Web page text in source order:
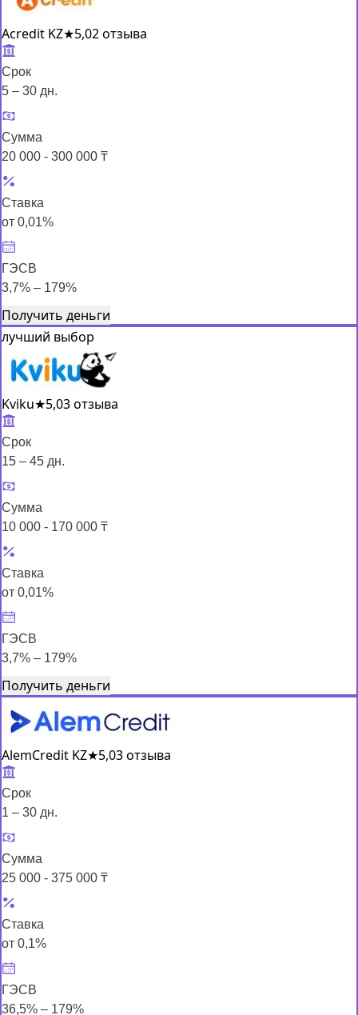
Acredit KZ★5,02 отзыва
Срок
5 – 30 дн.
Сумма
20 000 - 300 000 ₸
Ставка
от 0,01%
ГЭСВ
3,7% – 179%
Получить деньги
лучший выбор
Kviku★5,03 отзыва
Срок
15 – 45 дн.
Сумма
10 000 - 170 000 ₸
Ставка
от 0,01%
ГЭСВ
3,7% – 179%
Получить деньги
AlemCredit KZ★5,03 отзыва
Срок
1 – 30 дн.
Сумма
25 000 - 375 000 ₸
Ставка
от 0,1%
ГЭСВ
36,5% – 179%